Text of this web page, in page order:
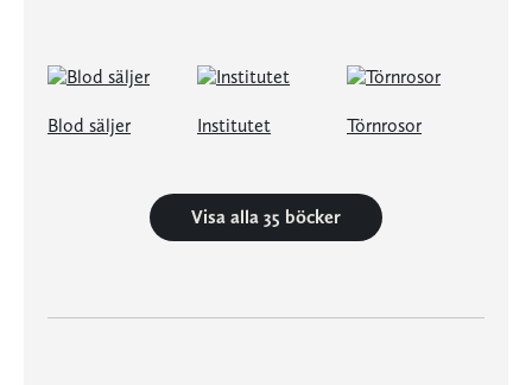
Blod säljer Institutet Törnrosor
Visa alla 35 böcker